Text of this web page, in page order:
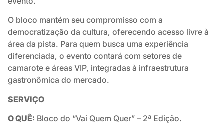
O bloco mantém seu compromisso com a
democratização da cultura, oferecendo acesso livre à
área da pista. Para quem busca uma experiência
diferenciada, o evento contará com setores de
camarote e áreas VIP, integradas à infraestrutura
gastronômica do mercado.
SERVIÇO
O QUÊ: Bloco do “Vai Quem Quer” – 2ª Edição.